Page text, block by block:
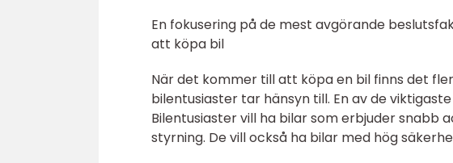
En fokusering på de mest avgörande
att köpa bil
När det kommer till att köpa en bil finns det
bilentusiaster tar hänsyn till. En av de
Bilentusiaster vill ha bilar som erbjuder snabb
styrning. De vill också ha bilar med hög